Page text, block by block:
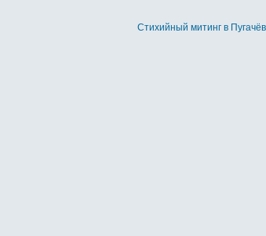
Стихийный митинг в